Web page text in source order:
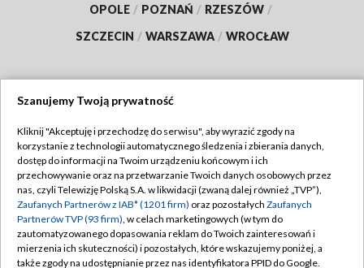
OPOLE / POZNAŃ / RZESZÓW /
SZCZECIN / WARSZAWA / WROCŁAW
TVP
Abonament TVP
Emisja w TVP
Centrum informacji TVP
Naziemna Telewizja Cyfrowa
Regulamin TVP
Polityka prywatności
Moje zgody
Pomoc
Szanujemy Twoją prywatność
Kliknij "Akceptuję i przechodzę do serwisu", aby wyrazić zgody na
korzystanie z technologii automatycznego śledzenia i zbierania danych,
dostęp do informacji na Twoim urządzeniu końcowym i ich
przechowywanie oraz na przetwarzanie Twoich danych osobowych przez
nas, czyli Telewizję Polską S.A. w likwidacji (zwaną dalej również „TVP”),
Zaufanych Partnerów z IAB* (1201 firm) oraz pozostałych Zaufanych
Partnerów TVP (93 firm), w celach marketingowych (w tym do
zautomatyzowanego dopasowania reklam do Twoich zainteresowań i
mierzenia ich skuteczności) i pozostałych, które wskazujemy poniżej, a
także zgody na udostępnianie przez nas identyfikatora PPID do Google.